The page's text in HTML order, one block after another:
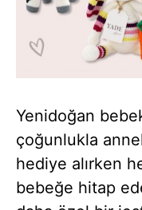
Yenidoğan
çoğunlukla
hediye alırken
bebeğe hitap